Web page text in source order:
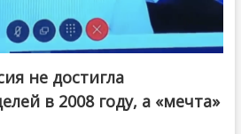
не достигла
в 2008 году, а «мечта»